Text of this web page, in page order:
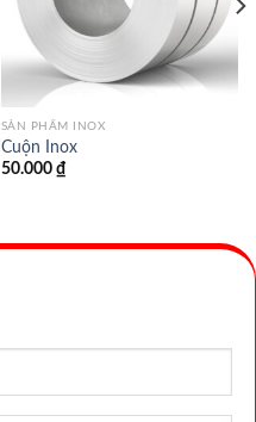
SẢN PHẨM INOX
Cuộn Inox
50.000 ₫